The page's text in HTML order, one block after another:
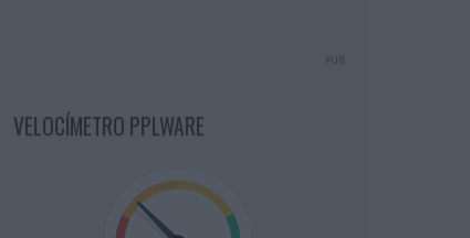
PUB
VELOCÍMETRO PPLWARE